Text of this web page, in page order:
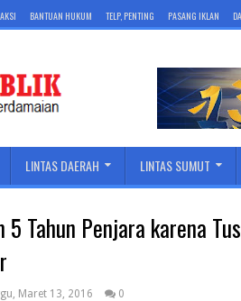
BANTUAN HUKUM TELP, PENTING PASANG IKLAN
LINTAS DAERAH LINTAS SUMUT
5 Tahun Penjara karena
Maret 13, 2016 0